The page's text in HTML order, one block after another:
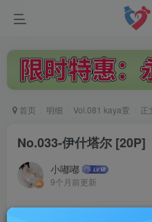
首页 明细 Vol.081 kaya萱 正
No.033-伊什塔尔 [20P]
小嘟嘟
9个月前更新